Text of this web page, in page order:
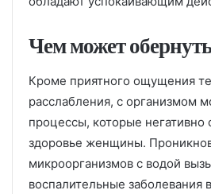
Чем может
Кроме приятного ощущения
расслабления, с организмом
процессы, которые негативно
здоровье женщины.
микроорганизмов с водой
воспалительные заболевания